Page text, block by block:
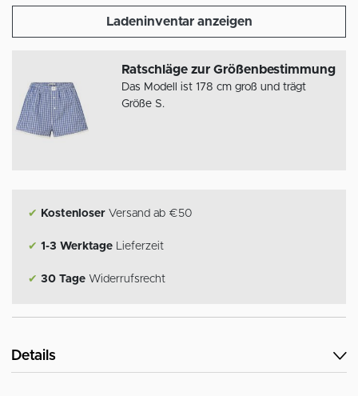
Ladeninventar anzeigen
Ratschläge zur Größenbestimmung
Das Modell ist 178 cm groß und trägt
Größe S.
✔ Kostenloser Versand ab €50
✔ 1-3 Werktage Lieferzeit
✔ 30 Tage Widerrufsrecht
Details